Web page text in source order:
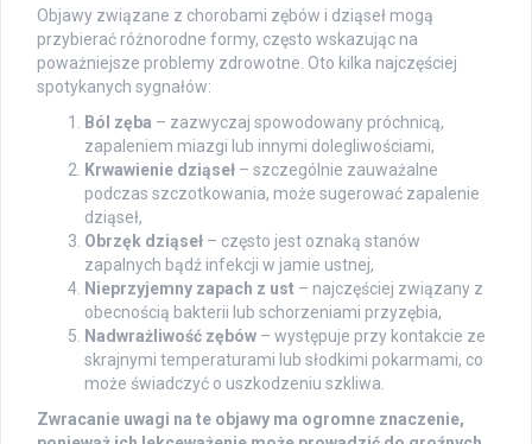
Objawy związane z chorobami zębów i dziąseł mogą
przybierać różnorodne formy, często wskazując na
poważniejsze problemy zdrowotne. Oto kilka najczęściej
spotykanych sygnałów:
Ból zęba – zazwyczaj spowodowany próchnicą,
zapaleniem miazgi lub innymi dolegliwościami,
Krwawienie dziąseł – szczególnie zauważalne
podczas szczotkowania, może sugerować zapalenie
dziąseł,
Obrzęk dziąseł – często jest oznaką stanów
zapalnych bądź infekcji w jamie ustnej,
Nieprzyjemny zapach z ust – najczęściej związany z
obecnością bakterii lub schorzeniami przyzębia,
Nadwrażliwość zębów – występuje przy kontakcie ze
skrajnymi temperaturami lub słodkimi pokarmami, co
może świadczyć o uszkodzeniu szkliwa.
Zwracanie uwagi na te objawy ma ogromne znaczenie,